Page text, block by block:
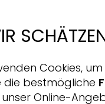
& UVB Strahlen
der
neue Energie
Cookies,
die bestmögliche
unser Online-